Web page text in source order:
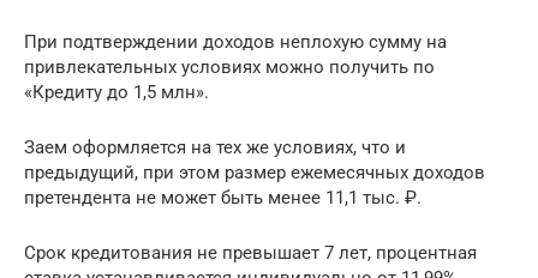
При подтверждении доходов неплохую сумму на
привлекательных условиях можно получить по
«Кредиту до 1,5 млн».
Заем оформляется на тех же условиях, что и
предыдущий, при этом размер ежемесячных доходов
претендента не может быть менее 11,1 тыс. ₽.
Срок кредитования не превышает 7 лет, процентная